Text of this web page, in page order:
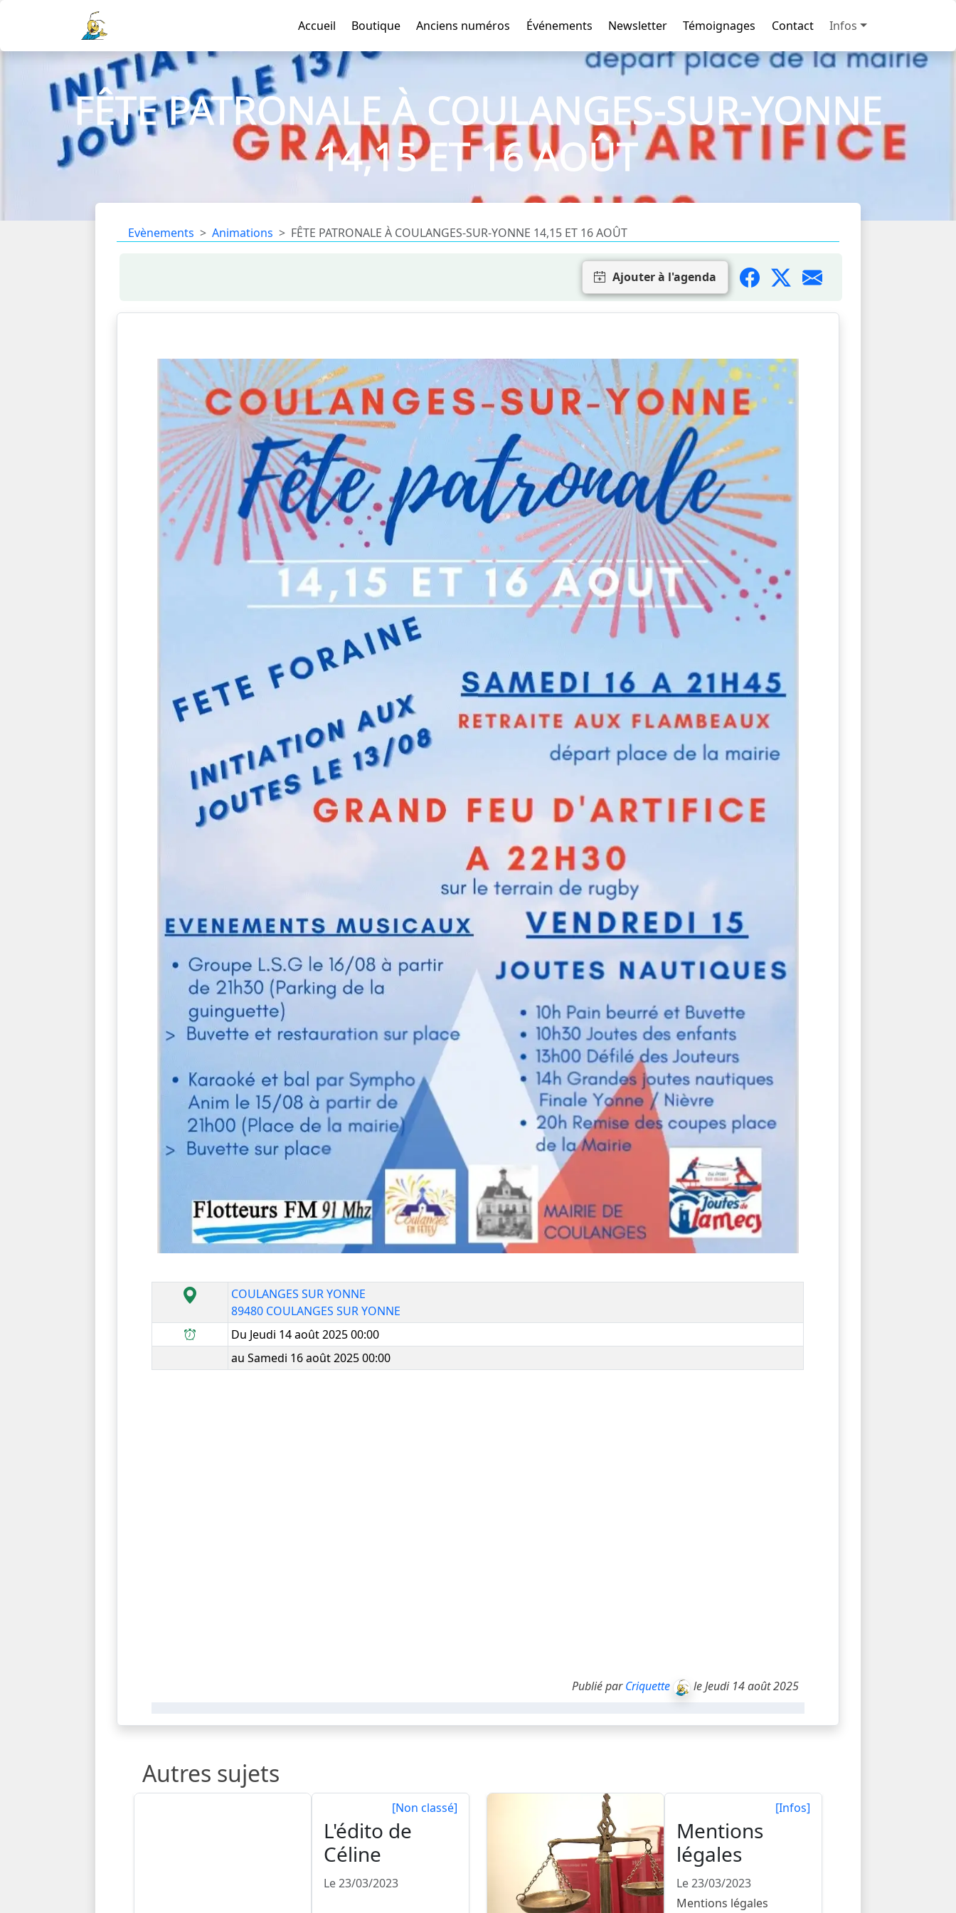
Accueil Boutique Anciens numéros Événements Newsletter Témoignages Contact Infos
FÊTE PATRONALE À COULANGES-SUR-YONNE
14,15 ET 16 AOÛT
Evènements Animations FÊTE PATRONALE À COULANGES-SUR-YONNE 14,15 ET 16 AOÛT
Ajouter à l'agenda
COULANGES SUR YONNE
89480 COULANGES SUR YONNE
Du Jeudi 14 août 2025 00:00
au Samedi 16 août 2025 00:00
Publié parCriquette le Jeudi 14 août 2025
Autres sujets
[Non classé]
L'édito de
Céline
Le 23/03/2023
[Infos]
Mentions
légales
Le 23/03/2023
Mentions légales